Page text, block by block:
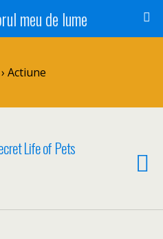
meu de lume
Actiune
Life of Pets